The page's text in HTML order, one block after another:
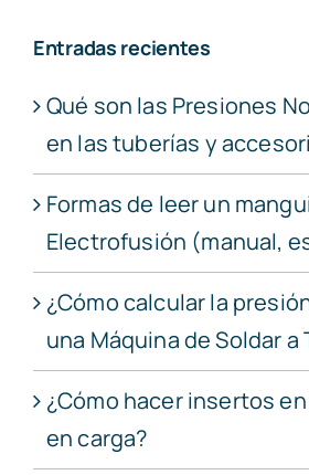
Entradas recientes
Qué son las Presiones
en las tuberías y
Formas de leer un
Electrofusión (manual,
¿Cómo calcular la
una Máquina de Soldar a
¿Cómo hacer insertos
en carga?